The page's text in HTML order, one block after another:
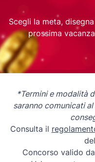
Scegli la meta,
prossima
*Termini e modalità
saranno comunicati
Consulta il
Concorso valido